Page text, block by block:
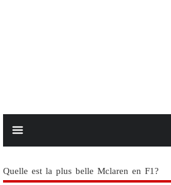
Quelle est la plus belle Mclaren en F1?